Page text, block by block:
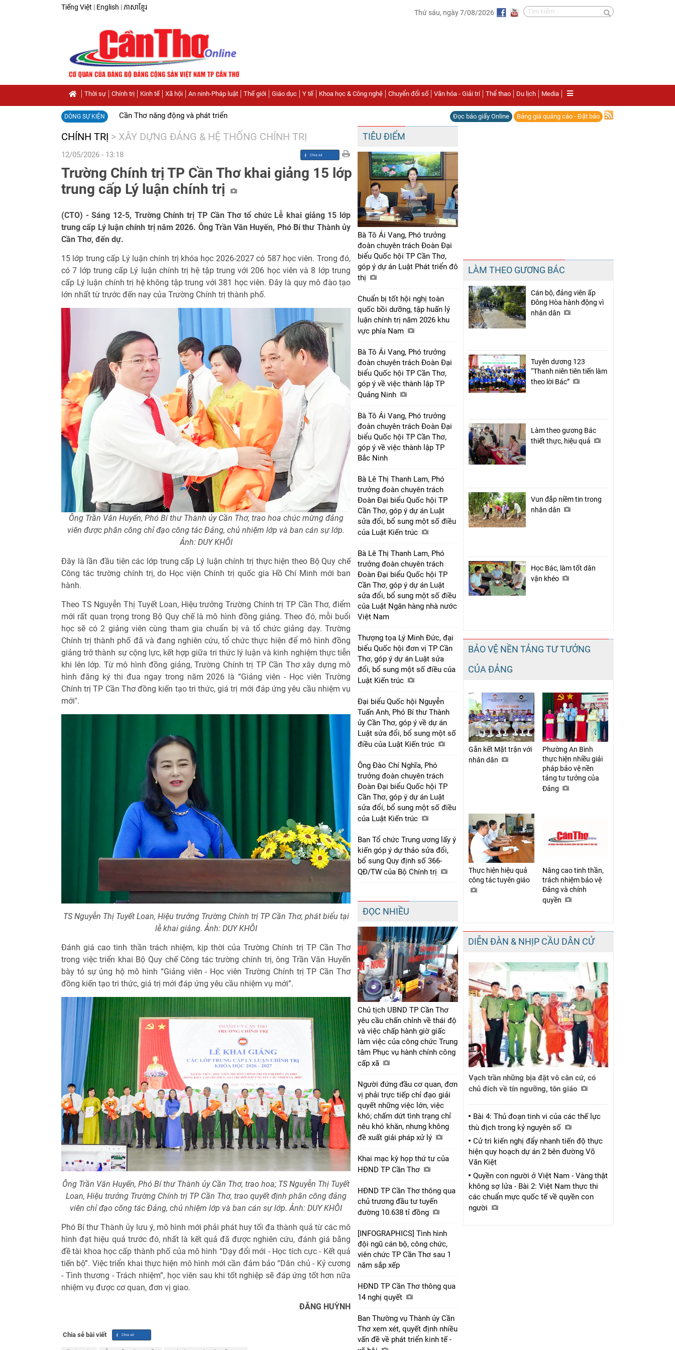
Tiếng Việt | English | ភាសាខ្មែរ
Thứ sáu, ngày 7/08/2026
Thời sự Chính trị Kinh tế Xã hội An ninh-Pháp luật Thế giới Giáo dục Y tế Khoa học & Công nghệ Chuyển đổi số Văn hóa - Giải trí Thể thao Du lịch Media
DÒNG SỰ KIỆN Cần Thơ năng động và phát triển Đọc báo giấy Online Bảng giá quảng cáo - Đặt báo
CHÍNH TRỊ > XÂY DỰNG ĐẢNG & HỆ THỐNG CHÍNH TRỊ
12/05/2026 - 13:18
Chia sẻ
Facebook
Trường Chính trị TP Cần Thơ khai giảng 15 lớp
trung cấp Lý luận chính trị
(CTO) - Sáng 12-5, Trường Chính trị TP Cần Thơ tổ chức Lễ khai giảng 15 lớp
trung cấp Lý luận chính trị năm 2026. Ông Trần Văn Huyến, Phó Bí thư Thành ủy
Cần Thơ, đến dự.
15 lớp trung cấp Lý luận chính trị khóa học 2026-2027 có 587 học viên. Trong đó,
có 7 lớp trung cấp Lý luận chính trị hệ tập trung với 206 học viên và 8 lớp trung
cấp Lý luận chính trị hệ không tập trung với 381 học viên. Đây là quy mô đào tạo
lớn nhất từ trước đến nay của Trường Chính trị thành phố.
Ông Trần Văn Huyến, Phó Bí thư Thành ủy Cần Thơ, trao hoa chúc mừng đảng
viên được phân công chỉ đạo công tác Đảng, chủ nhiệm lớp và ban cán sự lớp.
Ảnh: DUY KHÔI
Đây là lần đầu tiên các lớp trung cấp Lý luận chính trị thực hiện theo Bộ Quy chế
Công tác trường chính trị, do Học viện Chính trị quốc gia Hồ Chí Minh mới ban
hành.
Theo TS Nguyễn Thị Tuyết Loan, Hiệu trưởng Trường Chính trị TP Cần Thơ, điểm
mới rất quan trọng trong Bộ Quy chế là mô hình đồng giảng. Theo đó, mỗi buổi
học sẽ có 2 giảng viên cùng tham gia chuẩn bị và tổ chức giảng dạy. Trường
Chính trị thành phố đã và đang nghiên cứu, tổ chức thực hiện để mô hình đồng
giảng trở thành sự cộng lực, kết hợp giữa tri thức lý luận và kinh nghiệm thực tiễn
khi lên lớp. Từ mô hình đồng giảng, Trường Chính trị TP Cần Thơ xây dựng mô
hình đăng ký thi đua ngay trong năm 2026 là “Giảng viên - Học viên Trường
Chính trị TP Cần Thơ đồng kiến tạo tri thức, giá trị mới đáp ứng yêu cầu nhiệm vụ
mới".
TS Nguyễn Thị Tuyết Loan, Hiệu trưởng Trường Chính trị TP Cần Thơ, phát biểu tại
lễ khai giảng. Ảnh: DUY KHÔI
Đánh giá cao tinh thần trách nhiệm, kịp thời của Trường Chính trị TP Cần Thơ
trong việc triển khai Bộ Quy chế Công tác trường chính trị, ông Trần Văn Huyến
bày tỏ sự ủng hộ mô hình “Giảng viên - Học viên Trường Chính trị TP Cần Thơ
đồng kiến tạo tri thức, giá trị mới đáp ứng yêu cầu nhiệm vụ mới”.
Ông Trần Văn Huyến, Phó Bí thư Thành ủy Cần Thơ, trao hoa; TS Nguyễn Thị Tuyết
Loan, Hiệu trưởng Trường Chính trị TP Cần Thơ, trao quyết định phân công đảng
viên chỉ đạo công tác Đảng, chủ nhiệm lớp và ban cán sự lớp. Ảnh: DUY KHÔI
Phó Bí thư Thành ủy lưu ý, mô hình mới phải phát huy tối đa thành quả từ các mô
hình đạt hiệu quả trước đó, nhất là kết quả đã được nghiên cứu, đánh giá bằng
đề tài khoa học cấp thành phố của mô hình “Dạy đổi mới - Học tích cực - Kết quả
tiến bộ”. Việc triển khai thực hiện mô hình mới cần đảm bảo “Dân chủ - Kỷ cương
- Tình thương - Trách nhiệm”, học viên sau khi tốt nghiệp sẽ đáp ứng tốt hơn nữa
nhiệm vụ được cơ quan, đơn vị giao.
ĐĂNG HUỲNH
Chia sẻ bài viết
TIÊU ĐIỂM
Bà Tô Ái Vang, Phó trưởng
đoàn chuyên trách Đoàn Đại
biểu Quốc hội TP Cần Thơ,
góp ý dự án Luật Phát triển đô
thị
Chuẩn bị tốt hội nghị toàn
quốc bồi dưỡng, tập huấn lý
luận chính trị năm 2026 khu
vực phía Nam
Bà Tô Ái Vang, Phó trưởng
đoàn chuyên trách Đoàn Đại
biểu Quốc hội TP Cần Thơ,
góp ý về việc thành lập TP
Quảng Ninh
Bà Tô Ái Vang, Phó trưởng
đoàn chuyên trách Đoàn Đại
biểu Quốc hội TP Cần Thơ,
góp ý về việc thành lập TP
Bắc Ninh
Bà Lê Thị Thanh Lam, Phó
trưởng đoàn chuyên trách
Đoàn Đại biểu Quốc hội TP
Cần Thơ, góp ý dự án Luật
sửa đổi, bổ sung một số điều
của Luật Kiến trúc
Bà Lê Thị Thanh Lam, Phó
trưởng đoàn chuyên trách
Đoàn Đại biểu Quốc hội TP
Cần Thơ, góp ý dự án Luật
sửa đổi, bổ sung một số điều
của Luật Ngân hàng nhà nước
Việt Nam
Thượng tọa Lý Minh Đức, đại
biểu Quốc hội đơn vị TP Cần
Thơ, góp ý dự án Luật sửa
đổi, bổ sung một số điều của
Luật Kiến trúc
Đại biểu Quốc hội Nguyễn
Tuấn Anh, Phó Bí thư Thành
ủy Cần Thơ, góp ý về dự án
Luật sửa đổi, bổ sung một số
điều của Luật Kiến trúc
Ông Đào Chí Nghĩa, Phó
trưởng đoàn chuyên trách
Đoàn Đại biểu Quốc hội TP
Cần Thơ, góp ý dự án Luật
sửa đổi, bổ sung một số điều
của Luật Kiến trúc
Ban Tổ chức Trung ương lấy ý
kiến góp ý dự thảo sửa đổi,
bổ sung Quy định số 366-
QĐ/TW của Bộ Chính trị
ĐỌC NHIỀU
Chủ tịch UBND TP Cần Thơ
yêu cầu chấn chỉnh về thái độ
và việc chấp hành giờ giấc
làm việc của công chức Trung
tâm Phục vụ hành chính công
cấp xã
Người đứng đầu cơ quan, đơn
vị phải trực tiếp chỉ đạo giải
quyết những việc lớn, việc
khó; chấm dứt tình trạng chỉ
nêu khó khăn, nhưng không
đề xuất giải pháp xử lý
Khai mạc kỳ họp thứ tư của
HĐND TP Cần Thơ
HĐND TP Cần Thơ thông qua
chủ trương đầu tư tuyến
đường 10.638 tỉ đồng
[INFOGRAPHICS] Tình hình
đội ngũ cán bộ, công chức,
viên chức TP Cần Thơ sau 1
năm sắp xếp
HĐND TP Cần Thơ thông qua
14 nghị quyết
Ban Thường vụ Thành ủy Cần
Thơ xem xét, quyết định nhiều
vấn đề về phát triển kinh tế -
LÀM THEO GƯƠNG BÁC
Cán bộ, đảng viên ấp
Đông Hòa hành động vì
nhân dân
Tuyên dương 123
“Thanh niên tiên tiến làm
theo lời Bác”
Làm theo gương Bác
thiết thực, hiệu quả
Vun đắp niềm tin trong
nhân dân
Học Bác, làm tốt dân
vận khéo
BẢO VỆ NỀN TẢNG TƯ TƯỞNG
CỦA ĐẢNG
Gắn kết Mặt trận với
nhân dân
Phường An Bình
thực hiện nhiều giải
pháp bảo vệ nền
tảng tư tưởng của
Đảng
Thực hiện hiệu quả
công tác tuyên giáo
Nâng cao tinh thần,
trách nhiệm bảo vệ
Đảng và chính
quyền
DIỄN ĐÀN & NHỊP CẦU DÂN CỬ
Vạch trần những bịa đặt vô căn cứ, có
chủ đích về tín ngưỡng, tôn giáo
Bài 4: Thủ đoạn tinh vi của các thế lực
thù địch trong kỷ nguyên số
Cử tri kiến nghị đẩy nhanh tiến độ thực
hiện quy hoạch dự án 2 bên đường Võ
Văn Kiệt
Quyền con người ở Việt Nam - Vàng thật
không sợ lửa - Bài 2: Việt Nam thực thi
các chuẩn mực quốc tế về quyền con
người